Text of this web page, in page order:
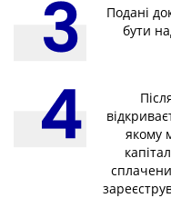
Подані
бути
якому